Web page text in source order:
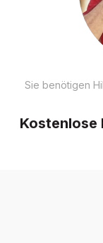
Sie benötigen
Kostenlose